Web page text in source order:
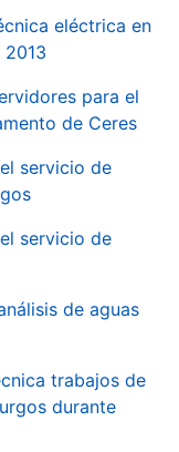
eléctrica en
para el
de Ceres
servicio de
servicio de
de aguas
trabajos de
durante